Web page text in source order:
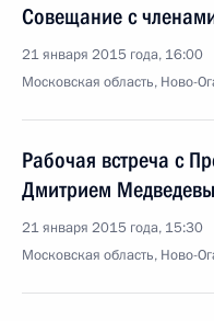
Совещание с
21 января 2015 года, 16:00
Московская область, Ново-
Рабочая встреча с
Дмитрием
21 января 2015 года, 15:30
Московская область, Ново-